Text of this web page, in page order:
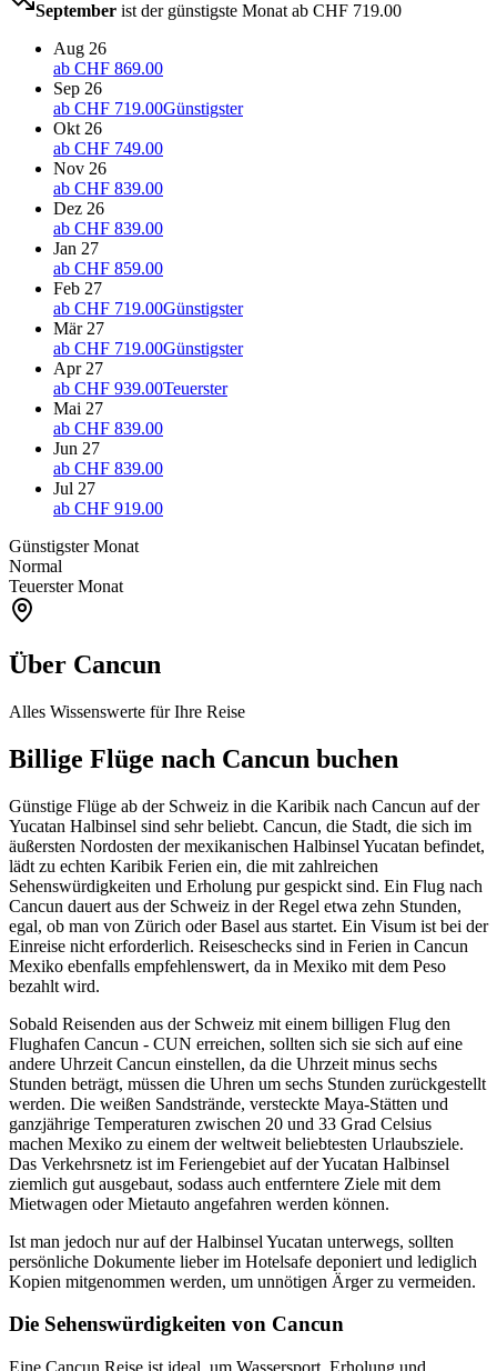
September ist der günstigste Monat ab CHF 719.00
Aug 26
ab CHF 869.00
Sep 26
ab CHF 719.00Günstigster
Okt 26
ab CHF 749.00
Nov 26
ab CHF 839.00
Dez 26
ab CHF 839.00
Jan 27
ab CHF 859.00
Feb 27
ab CHF 719.00Günstigster
Mär 27
ab CHF 719.00Günstigster
Apr 27
ab CHF 939.00Teuerster
Mai 27
ab CHF 839.00
Jun 27
ab CHF 839.00
Jul 27
ab CHF 919.00
Günstigster Monat
Normal
Teuerster Monat
Über Cancun
Alles Wissenswerte für Ihre Reise
Billige Flüge nach Cancun buchen
Günstige Flüge ab der Schweiz in die Karibik nach Cancun auf der
Yucatan Halbinsel sind sehr beliebt. Cancun, die Stadt, die sich im
äußersten Nordosten der mexikanischen Halbinsel Yucatan befindet,
lädt zu echten Karibik Ferien ein, die mit zahlreichen
Sehenswürdigkeiten und Erholung pur gespickt sind. Ein Flug nach
Cancun dauert aus der Schweiz in der Regel etwa zehn Stunden,
egal, ob man von Zürich oder Basel aus startet. Ein Visum ist bei der
Einreise nicht erforderlich. Reiseschecks sind in Ferien in Cancun
Mexiko ebenfalls empfehlenswert, da in Mexiko mit dem Peso
bezahlt wird.
Sobald Reisenden aus der Schweiz mit einem billigen Flug den
Flughafen Cancun - CUN erreichen, sollten sich sie sich auf eine
andere Uhrzeit Cancun einstellen, da die Uhrzeit minus sechs
Stunden beträgt, müssen die Uhren um sechs Stunden zurückgestellt
werden. Die weißen Sandstrände, versteckte Maya-Stätten und
ganzjährige Temperaturen zwischen 20 und 33 Grad Celsius
machen Mexiko zu einem der weltweit beliebtesten Urlaubsziele.
Das Verkehrsnetz ist im Feriengebiet auf der Yucatan Halbinsel
ziemlich gut ausgebaut, sodass auch entferntere Ziele mit dem
Mietwagen oder Mietauto angefahren werden können.
Ist man jedoch nur auf der Halbinsel Yucatan unterwegs, sollten
persönliche Dokumente lieber im Hotelsafe deponiert und lediglich
Kopien mitgenommen werden, um unnötigen Ärger zu vermeiden.
Die Sehenswürdigkeiten von Cancun